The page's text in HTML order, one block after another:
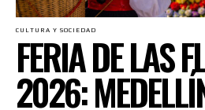
CULTURA Y SOCIEDAD
FERIA DE LAS
2026: